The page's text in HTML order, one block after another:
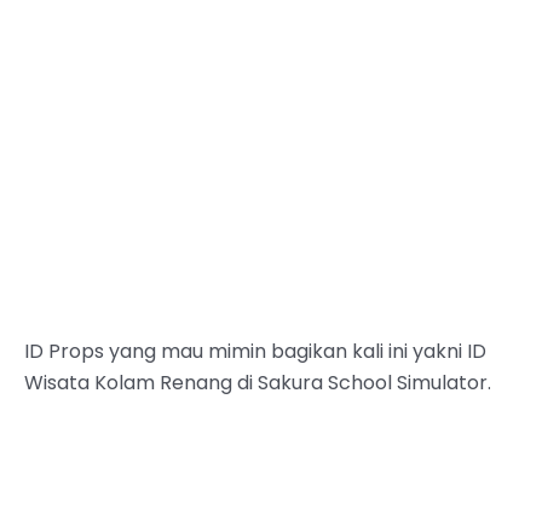
ID Props yang mau mimin bagikan kali ini yakni ID
Wisata Kolam Renang di Sakura School Simulator.